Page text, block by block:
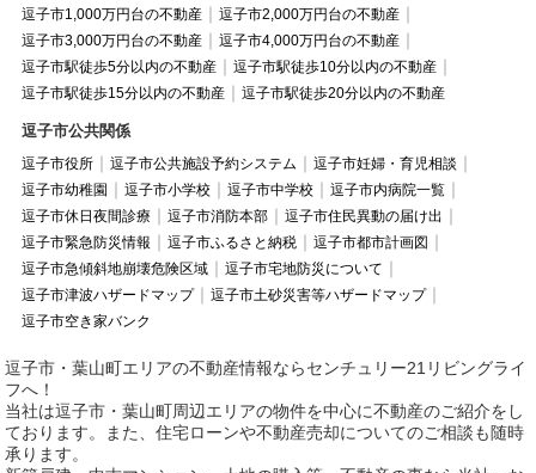
逗子市1,000万円台の不動産
逗子市2,000万円台の不動産
逗子市3,000万円台の不動産
逗子市4,000万円台の不動産
逗子市駅徒歩5分以内の不動産
逗子市駅徒歩10分以内の不動産
逗子市駅徒歩15分以内の不動産
逗子市駅徒歩20分以内の不動産
逗子市公共関係
逗子市役所 逗子市公共施設予約システム
逗子市妊婦・育児相談
逗子市幼稚園
逗子市小学校 逗子市中学校
逗子市内病院一覧
逗子市休日夜間診療
逗子市消防本部
逗子市住民異動の届け出
逗子市緊急防災情報
逗子市ふるさと納税
逗子市都市計画図
逗子市急傾斜地崩壊危険区域
逗子市宅地防災について
逗子市津波ハザードマップ
逗子市土砂災害等ハザードマップ
逗子市空き家バンク
逗子市・葉山町エリアの不動産情報ならセンチュリー21リビングライ
フへ！
当社は逗子市・葉山町周辺エリアの物件を中心に不動産のご紹介をし
ております。また、住宅ローンや不動産売却についてのご相談も随時
承ります。